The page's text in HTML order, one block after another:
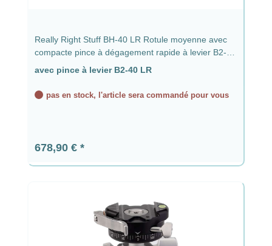
Really Right Stuff BH-40 LR Rotule moyenne avec
compacte pince à dégagement rapide à levier B2-40
avec pince à levier B2-40 LR
pas en stock, l'article sera commandé pour vous
Prix régulier :
678,90 €